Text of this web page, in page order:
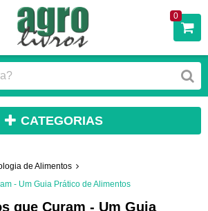
0
CATEGORIAS
de Alimentos
- Um Guia Prático de Alimentos
que Curam - Um Guia